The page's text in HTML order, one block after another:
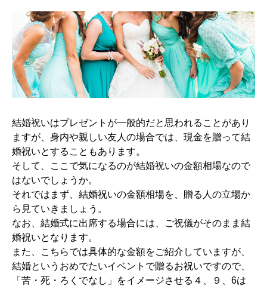
結婚祝いはプレゼントが一般的だと思われることがあり
ますが、身内や親しい友人の場合では、現金を贈って結
婚祝いとすることもあります。
そして、ここで気になるのが結婚祝いの金額相場なので
はないでしょうか。
それではまず、結婚祝いの金額相場を、贈る人の立場か
ら見ていきましょう。
なお、結婚式に出席する場合には、ご祝儀がそのまま結
婚祝いとなります。
また、こちらでは具体的な金額をご紹介していますが、
結婚というおめでたいイベントで贈るお祝いですので、
「苦・死・ろくでなし」をイメージさせる４、９、6は